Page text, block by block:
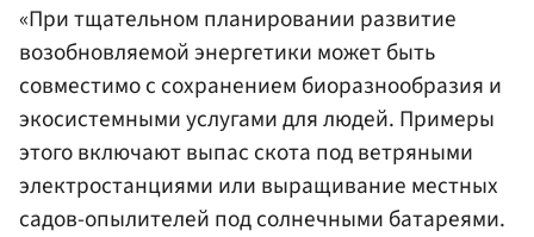
«При тщательном планировании развитие
возобновляемой энергетики может быть
совместимо с сохранением биоразнообразия и
экосистемными услугами для людей. Примеры
этого включают выпас скота под ветряными
электростанциями или выращивание местных
садов-опылителей под солнечными батареями.